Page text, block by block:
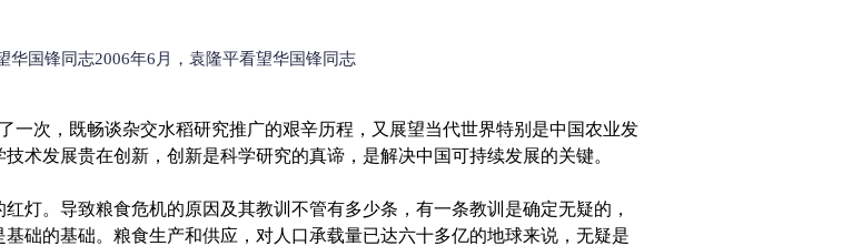
华国锋同志2006年6月，袁隆平看望华国锋同志
次，既畅谈杂交水稻研究推广的艰辛历程，又展望当代世界特别是中国农业发
术发展贵在创新，创新是科学研究的真谛，是解决中国可持续发展的关键。
。导致粮食危机的原因及其教训不管有多少条，有一条教训是确定无疑的，
础的基础。粮食生产和供应，对人口承载量已达六十多亿的地球来说，无疑是